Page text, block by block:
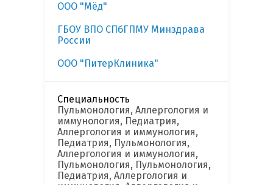
ООО "Мёд"
ГБОУ ВПО СПбГПМУ Минздрава
России
ООО "ПитерКлиника"
Специальность
Пульмонология, Аллергология и
иммунология, Педиатрия,
Аллергология и иммунология,
Педиатрия, Пульмонология,
Аллергология и иммунология,
Пульмонология, Пульмонология,
Педиатрия, Аллергология и